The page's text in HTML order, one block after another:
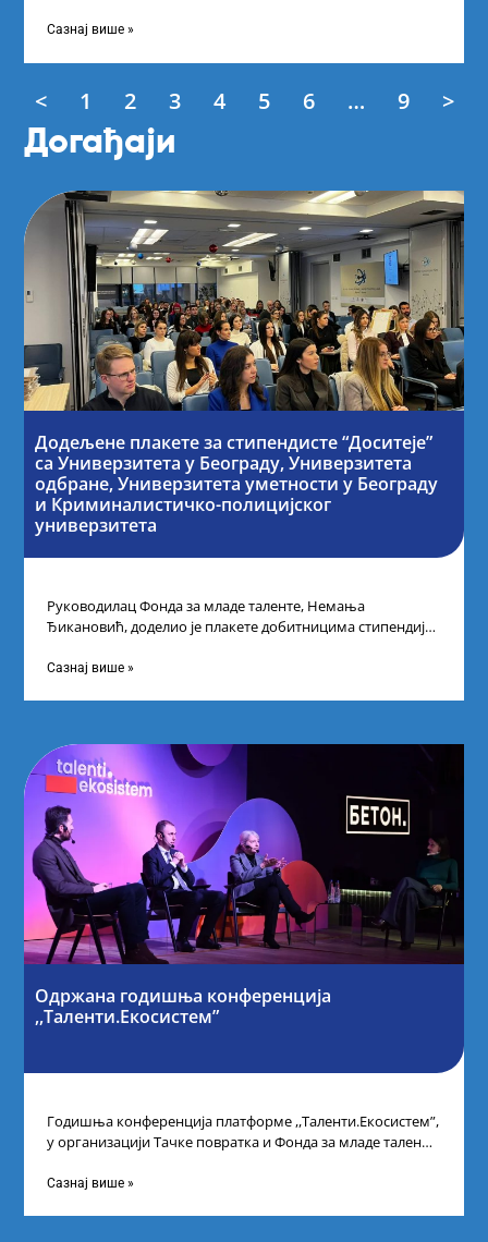
Сазнај више »
< 1 2 3 4 5 6 … 9 >
Догађаји
Додељене плакете за стипендисте “Доситеје”
са Универзитета у Београду, Универзитета
одбране, Универзитета уметности у Београду
и Криминалистичко-полицијског
универзитета
Руководилац Фонда за младе таленте, Немања
Ђикановић, доделио је плакете добитницима стипендије
технолошком парку
Сазнај више »
Одржана годишња конференција
,,Таленти.Екосистем”
Годишња конференција платформе ,,Таленти.Екосистем”,
у организацији Тачке повратка и Фонда за младе таленте
Сазнај више »